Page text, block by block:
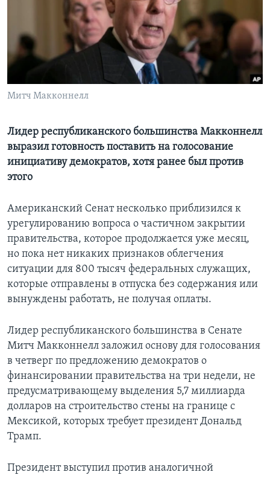
Learning English
СОЦИАЛЬНЫЕ СЕТИ
Митч Макконнелл
Лидер республиканского большинства Макконнелл
выразил готовность поставить на голосование
инициативу демократов, хотя ранее был против
этого
Американский Сенат несколько приблизился к
урегулированию вопроса о частичном закрытии
правительства, которое продолжается уже месяц,
но пока нет никаких признаков облегчения
ситуации для 800 тысяч федеральных служащих,
которые отправлены в отпуска без содержания или
вынуждены работать, не получая оплаты.
Лидер республиканского большинства в Сенате
Митч Макконнелл заложил основу для голосования
в четверг по предложению демократов о
финансировании правительства на три недели, не
предусматривающему выделения 5,7 миллиарда
долларов на строительство стены на границе с
Мексикой, которых требует президент Дональд
Трамп.
Президент выступил против аналогичной